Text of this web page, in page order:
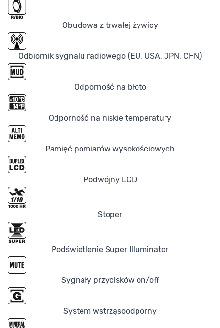
Obudowa z trwałej żywicy
Odbiornik sygnalu radiowego (EU, USA, JPN, CHN)
Odporność na błoto
Odporność na niskie temperatury
Pamięć pomiarów wysokościowych
Podwójny LCD
Stoper
Podświetlenie Super Illuminator
Sygnały przycisków on/off
System wstrząsoodporny